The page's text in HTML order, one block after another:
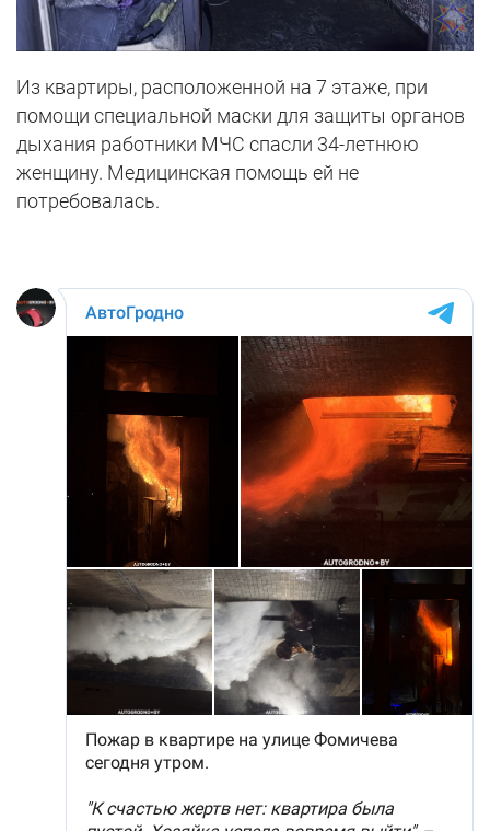
Из квартиры, расположенной на 7 этаже, при
помощи специальной маски для защиты органов
дыхания работники МЧС спасли 34-летнюю
женщину. Медицинская помощь ей не
потребовалась.